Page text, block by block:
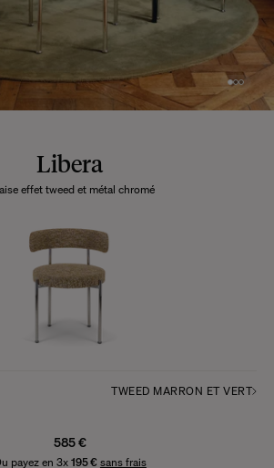
Libera
effet tweed et métal chromé
TWEED MARRON ET VERT
585 €
payez en 3x195 € sans frais